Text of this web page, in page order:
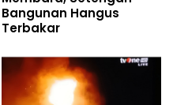
Bangunan Hangus
Terbakar